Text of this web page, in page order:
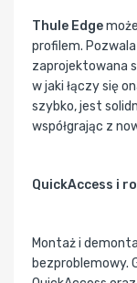
Thule Edge
profilem.
zaprojektowana
w jaki łączy się
szybko, jest
współgrając z
QuickAccess i
Montaż i
bezproblemowy.